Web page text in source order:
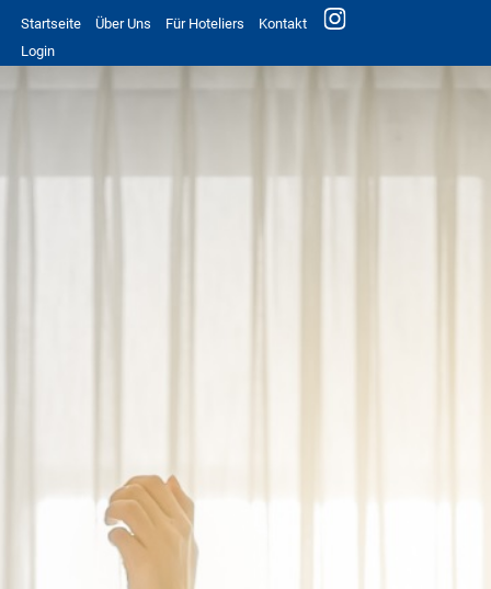
Startseite Über Uns Für Hoteliers
Kontakt
Login